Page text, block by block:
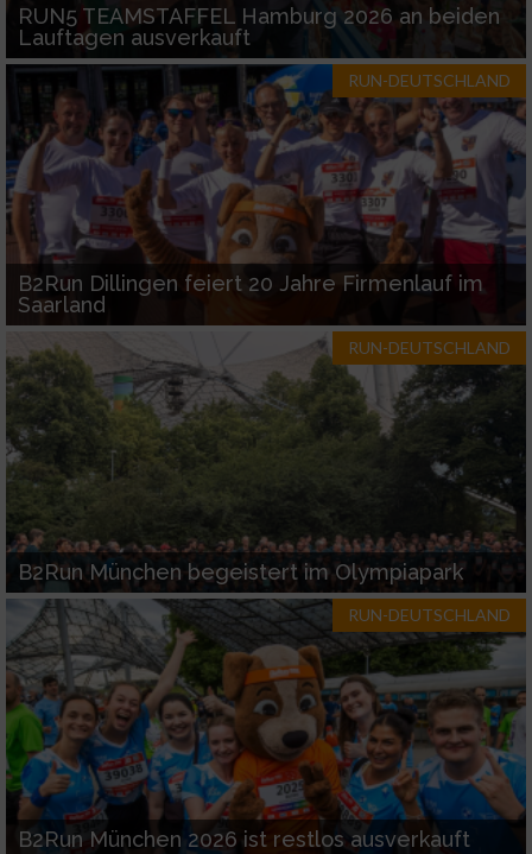
RUN5 TEAMSTAFFEL Hamburg 2026 an beiden
Lauftagen ausverkauft
RUN-DEUTSCHLAND
B2Run Dillingen feiert 20 Jahre Firmenlauf im
Saarland
RUN-DEUTSCHLAND
B2Run München begeistert im Olympiapark
RUN-DEUTSCHLAND
B2Run München 2026 ist restlos ausverkauft
Entwicklung und Verbesserung der Angebote
Verwendung reduzierter Daten zur Auswahl
von Inhalten
IAB-Besonderheiten:
Verwendung genauer Standortdaten
Geräte anhand von aktiv angeforderten
Informationen identifizieren
Nicht-IAB-Verarbeitungszwecke:
Notwendig
Performance
Funktional
Werbung